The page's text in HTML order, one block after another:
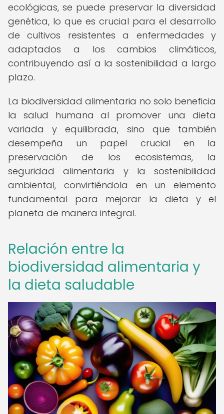
ecológicas, se puede preservar la diversidad
genética, lo que es crucial para el desarrollo
de cultivos resistentes a enfermedades y
adaptados a los cambios climáticos,
contribuyendo así a la sostenibilidad a largo
plazo.
La biodiversidad alimentaria no solo beneficia
la salud humana al promover una dieta
variada y equilibrada, sino que también
desempeña un papel crucial en la
preservación de los ecosistemas, la
seguridad alimentaria y la sostenibilidad
ambiental, convirtiéndola en un elemento
fundamental para mejorar la dieta y el
planeta de manera integral.
Relación entre la
biodiversidad alimentaria y
la dieta saludable